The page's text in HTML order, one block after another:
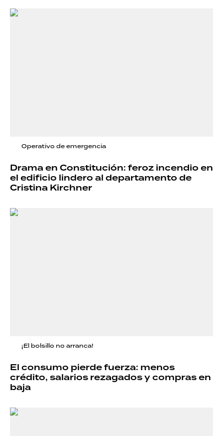
Operativo de emergencia
Drama en Constitución: feroz incendio en
el edificio lindero al departamento de
Cristina Kirchner
¡El bolsillo no arranca!
El consumo pierde fuerza: menos
crédito, salarios rezagados y compras en
baja